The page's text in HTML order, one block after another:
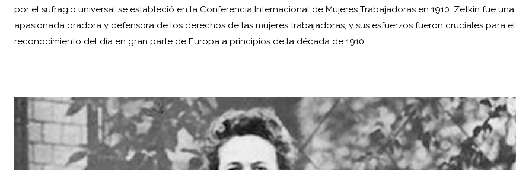
por el sufragio universal se estableció en la Conferencia Internacional de Mujeres Trabajadoras en 1910. Zetkin fue una
apasionada oradora y defensora de los derechos de las mujeres trabajadoras, y sus esfuerzos fueron cruciales para el
reconocimiento del día en gran parte de Europa a principios de la década de 1910.